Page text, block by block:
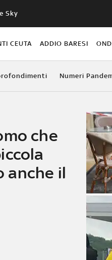
Sky
CEUTA ADDIO BARESI
Numeri
che
anche il